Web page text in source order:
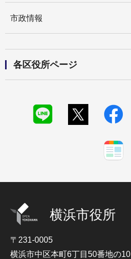
市政情報
各区役所ページ
横浜市役所
〒231-0005
横浜市中区本町6丁目50番地の10